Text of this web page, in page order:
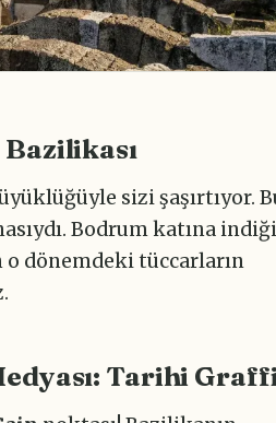
sizi şaşırtıyor.
Bodrum katına
o dönemdeki tüccarların
Tarihi